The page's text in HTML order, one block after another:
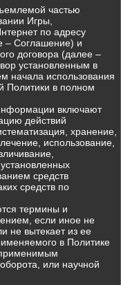
частью
Игры,
по адресу
– Соглашение) и
договора (далее –
установленным в
начала использования
Политики в полном
включают
действий
хранение,
использование,
средств
средств по
термины и
если иное не
не вытекает из ее
в Политике
применимым
или научной